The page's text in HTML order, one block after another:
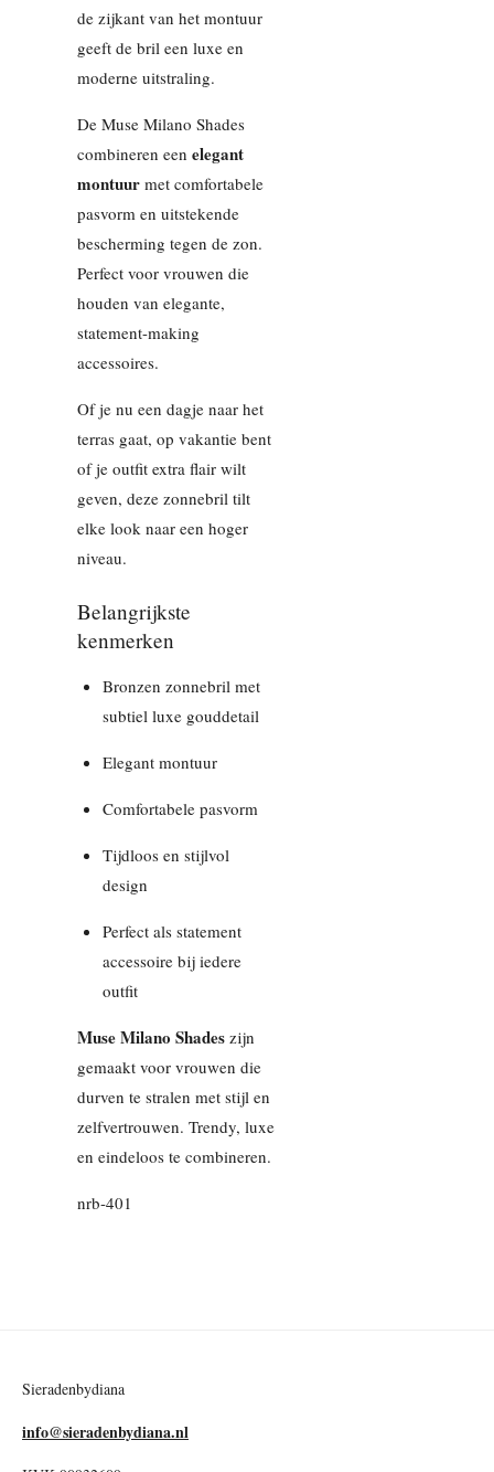
de zijkant van het montuur
geeft de bril een luxe en
moderne uitstraling.
De Muse Milano Shades
combineren een elegant
montuur met comfortabele
pasvorm en uitstekende
bescherming tegen de zon.
Perfect voor vrouwen die
houden van elegante,
statement-making
accessoires.
Of je nu een dagje naar het
terras gaat, op vakantie bent
of je outfit extra flair wilt
geven, deze zonnebril tilt
elke look naar een hoger
niveau.
Belangrijkste
kenmerken
Bronzen zonnebril met
subtiel luxe gouddetail
Elegant montuur
Comfortabele pasvorm
Tijdloos en stijlvol
design
Perfect als statement
accessoire bij iedere
outfit
Muse Milano Shades zijn
gemaakt voor vrouwen die
durven te stralen met stijl en
zelfvertrouwen. Trendy, luxe
en eindeloos te combineren.
nrb-401
Sieradenbydiana
info@sieradenbydiana.nl